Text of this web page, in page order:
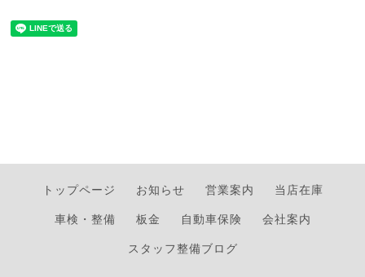
トップページ お知らせ 営業案内 当店在庫
車検・整備 板金 自動車保険 会社案内
スタッフ整備ブログ